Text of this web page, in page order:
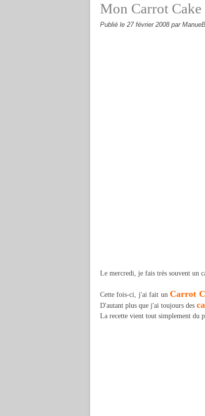
Mon Carrot Cake
Publié le 27 février 2008 par
Le mercredi, je fais très souvent un
Cette fois-ci, j'ai fait unCarrot
D'autant plus que j'ai toujours des
La recette vient tout simplement du